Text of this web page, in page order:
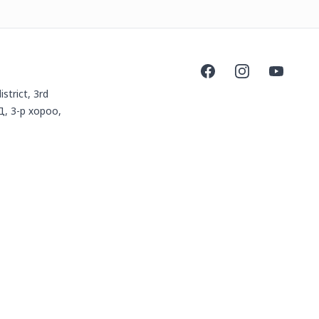
3rd
3-р хороо,
FacebookInstagramYouTube